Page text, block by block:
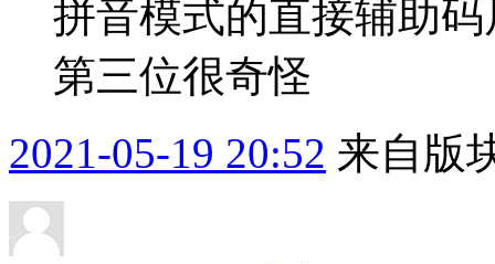
拼音模式的直接辅助
第三位很奇怪
2021-05-19 20:52 来自版